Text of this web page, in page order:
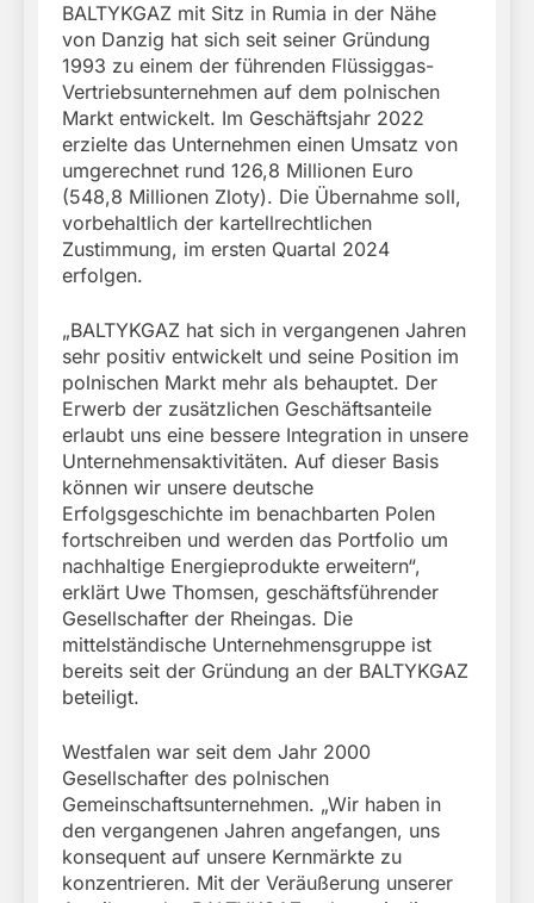
BALTYKGAZ mit Sitz in Rumia in der Nähe
von Danzig hat sich seit seiner Gründung
1993 zu einem der führenden Flüssiggas-
Vertriebsunternehmen auf dem polnischen
Markt entwickelt. Im Geschäftsjahr 2022
erzielte das Unternehmen einen Umsatz von
umgerechnet rund 126,8 Millionen Euro
(548,8 Millionen Zloty). Die Übernahme soll,
vorbehaltlich der kartellrechtlichen
Zustimmung, im ersten Quartal 2024
erfolgen.
„BALTYKGAZ hat sich in vergangenen Jahren
sehr positiv entwickelt und seine Position im
polnischen Markt mehr als behauptet. Der
Erwerb der zusätzlichen Geschäftsanteile
erlaubt uns eine bessere Integration in unsere
Unternehmensaktivitäten. Auf dieser Basis
können wir unsere deutsche
Erfolgsgeschichte im benachbarten Polen
fortschreiben und werden das Portfolio um
nachhaltige Energieprodukte erweitern“,
erklärt Uwe Thomsen, geschäftsführender
Gesellschafter der Rheingas. Die
mittelständische Unternehmensgruppe ist
bereits seit der Gründung an der BALTYKGAZ
beteiligt.
Westfalen war seit dem Jahr 2000
Gesellschafter des polnischen
Gemeinschaftsunternehmen. „Wir haben in
den vergangenen Jahren angefangen, uns
konsequent auf unsere Kernmärkte zu
konzentrieren. Mit der Veräußerung unserer